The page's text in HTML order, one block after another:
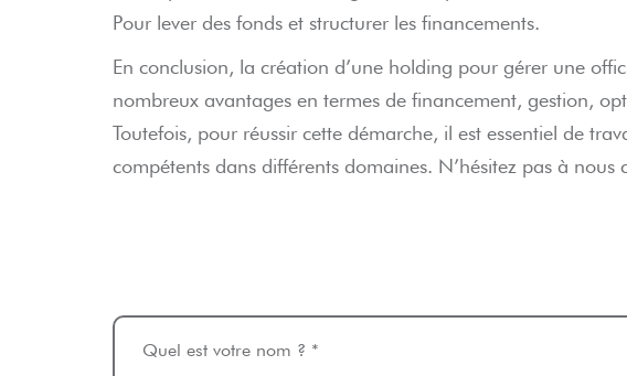
Pour lever des fonds et structurer les financements.
En conclusion, la création d’une holding pour gérer une
nombreux avantages en termes de financement, gestion,
Toutefois, pour réussir cette démarche, il est essentiel de
compétents dans différents domaines. N’hésitez pas à nous
Quel est votre nom ? *